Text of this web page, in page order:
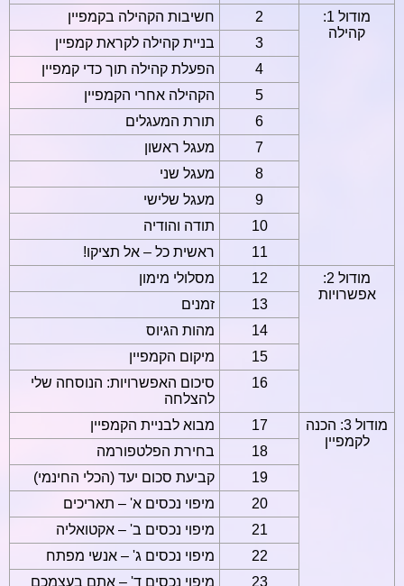
מודול 1:
קהילה
2
חשיבות הקהילה בקמפיין
3
בניית קהילה לקראת קמפיין
4
הפעלת קהילה תוך כדי קמפיין
5
הקהילה אחרי הקמפיין
6
תורת המעגלים
7
מעגל ראשון
8
מעגל שני
9
מעגל שלישי
10
תודה והודיה
11
ראשית כל – אל תציקו!
מודול 2:
אפשרויות
12
מסלולי מימון
13
זמנים
14
מהות הגיוס
15
מיקום הקמפיין
16
סיכום האפשרויות: הנוסחה שלי
להצלחה
מודול 3: הכנה
לקמפיין
17
מבוא לבניית הקמפיין
18
בחירת הפלטפורמה
19
קביעת סכום יעד (הכלי החינמי)
20
מיפוי נכסים א' – תאריכים
21
מיפוי נכסים ב' – אקטואליה
22
מיפוי נכסים ג' – אנשי מפתח
23
מיפוי נכסים ד' – אתם בעצמכם